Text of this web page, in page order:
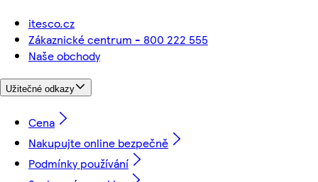
itesco.cz
Zákaznické centrum - 800 222 555
Naše obchody
Užitečné odkazy
Cena
Nakupujte online bezpečně
Podmínky používání